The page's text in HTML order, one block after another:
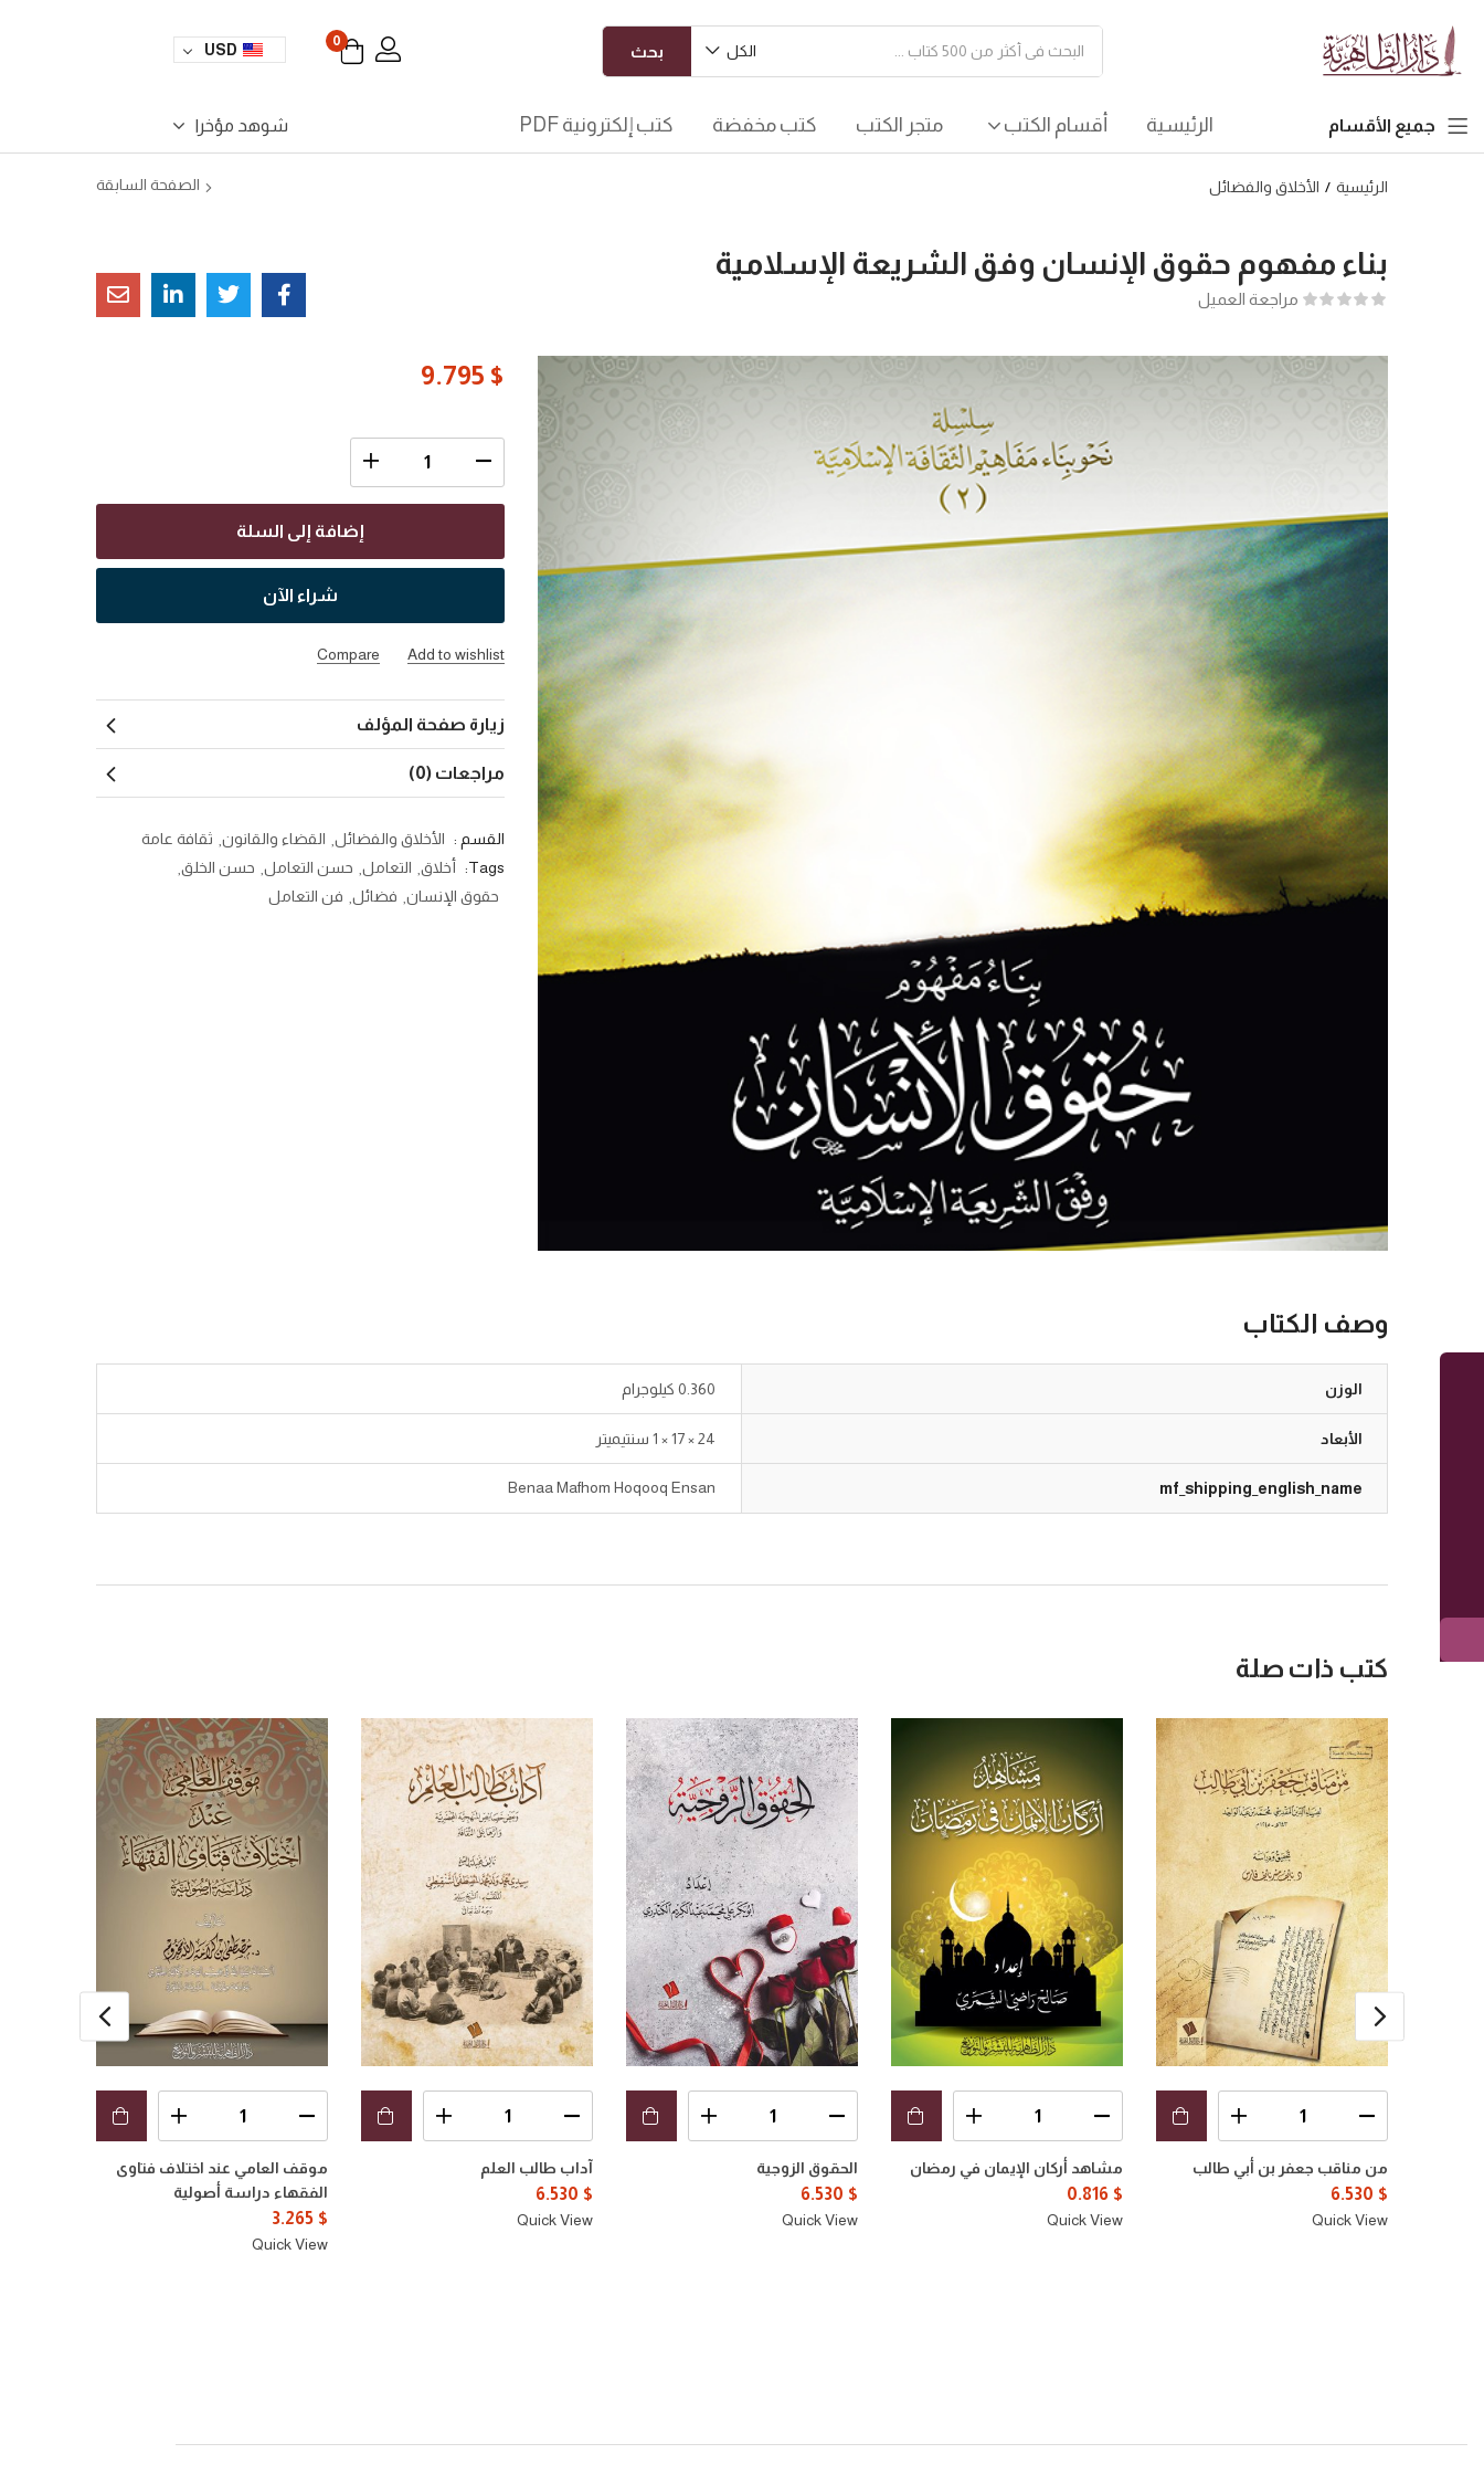
الكل بحث
0
USD
جميع الأقسام الرئيسية أقسام الكتب متجر الكتب كتب مخفضة كتب إلكترونية PDF شوهد مؤخرا
الرئيسية الأخلاق والفضائل الصفحة السابقة
بناء مفهوم حقوق الإنسان وفق الشريعة الإسلامية
مراجعة العميل
9.795 $
إضافة إلى السلة
شراء الآن
Add to wishlist
Compare
زيارة صفحة المؤلف
مراجعات (0)
القسم : الأخلاق والفضائل القضاء والقانون ثقافة عامة
Tags:
أخلاق التعامل حسن التعامل حسن الخلق
حقوق الإنسان فضائل فن التعامل
وصف الكتاب
الوزن 0.360 كيلوجرام
الأبعاد 24 × 17 × 1 سنتيميتر
mf_shipping_english_name
Benaa Mafhom Hoqooq Ensan
كتب ذات صلة
موقف العامي عند اختلاف فتاوى
الفقهاء دراسة أصولية
3.265 $
Quick View
آداب طالب العلم
6.530 $
Quick View
الحقوق الزوجية
6.530 $
Quick View
مشاهد أركان الإيمان في رمضان
0.816 $
Quick View
من مناقب جعفر بن أبي طالب
6.530 $
Quick View